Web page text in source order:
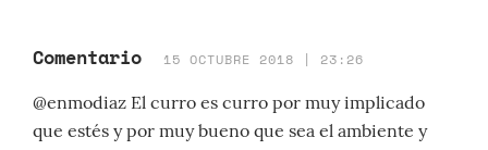
Comentario 15 OCTUBRE 2018 | 23:26
@enmodiaz El curro es curro por muy implicado
que estés y por muy bueno que sea el ambiente y